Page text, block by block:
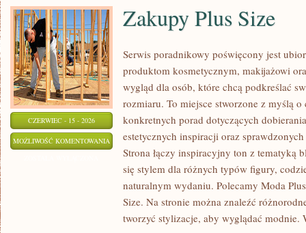
CZERWIEC - 15 - 2026
MOŻLIWOŚĆ KOMENTOWANIA ZAKUPY
PLUS
SIZE
Zakupy Plus Size
Serwis poradnikowy poświęcony jest
produktom kosmetycznym, makijażowi
wygląd dla osób, które chcą podkreślać
rozmiaru. To miejsce stworzone z myślą
konkretnych porad dotyczących
estetycznych inspiracji oraz
Strona łączy inspiracyjny ton z tematyką
się stylem dla różnych typów figury,
naturalnym wydaniu. Polecamy Moda
Size. Na stronie można znaleźć
tworzyć stylizacje, aby wyglądać modnie.